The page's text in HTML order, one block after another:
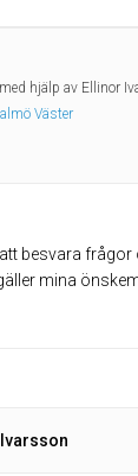
hjälp av Ellinor
Väster
besvara frågor
mina